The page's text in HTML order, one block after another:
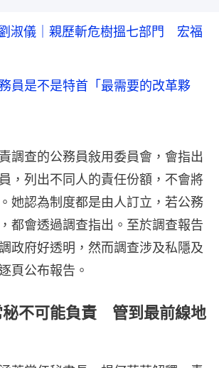
淑儀｜親歷斬危樹搵七部門 宏福
員是不是特首「最需要的改革夥
調查的公務員敍用委員會，會指出
，列出不同人的責任份額，不會將
她認為制度都是由人訂立，若公務
都會透過調查指出。至於調查報告
政府好透明，然而調查涉及私隱及
頁公布報告。
秘不可能負責 管到最前線地